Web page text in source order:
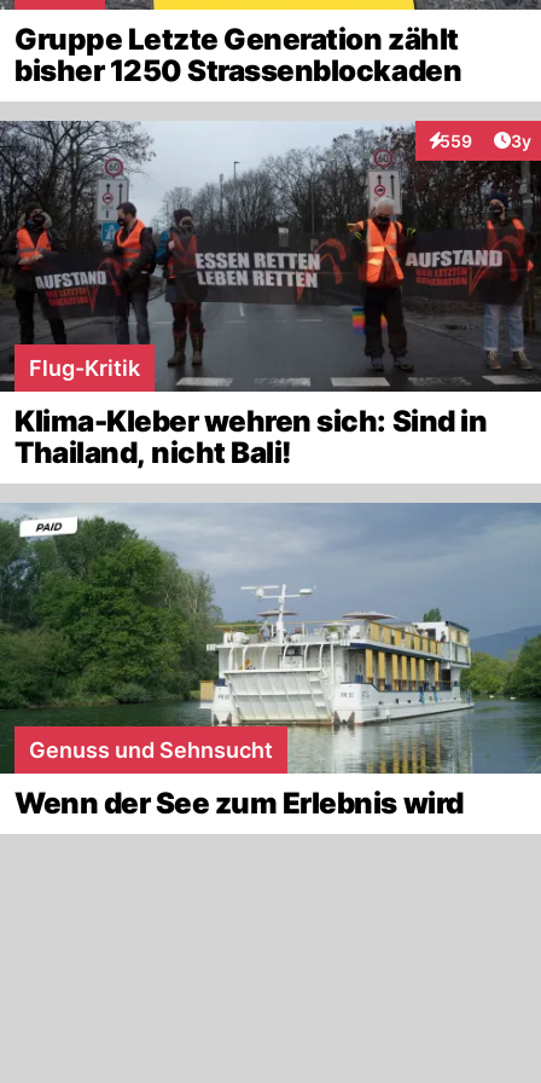
Gruppe Letzte Generation zählt
bisher 1250 Strassenblockaden
559
Interaktionen
3y
Flug-Kritik
Klima-Kleber wehren sich: Sind in
Thailand, nicht Bali!
Genuss und Sehnsucht
Wenn der See zum Erlebnis wird